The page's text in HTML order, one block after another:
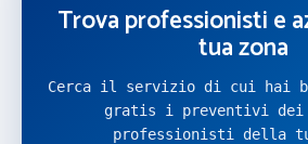
Trova professionisti e
tua zona
Cerca il servizio di cui hai
gratis i preventivi dei
professionisti della